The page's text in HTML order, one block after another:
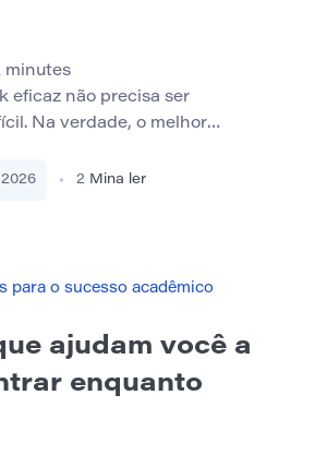
minutes
eficaz não precisa ser
Na verdade, o melhor
estão 7 métodos que você pode
Pergunte […]
2026 2 Mina ler
para o sucesso acadêmico
ajudam você a
enquanto